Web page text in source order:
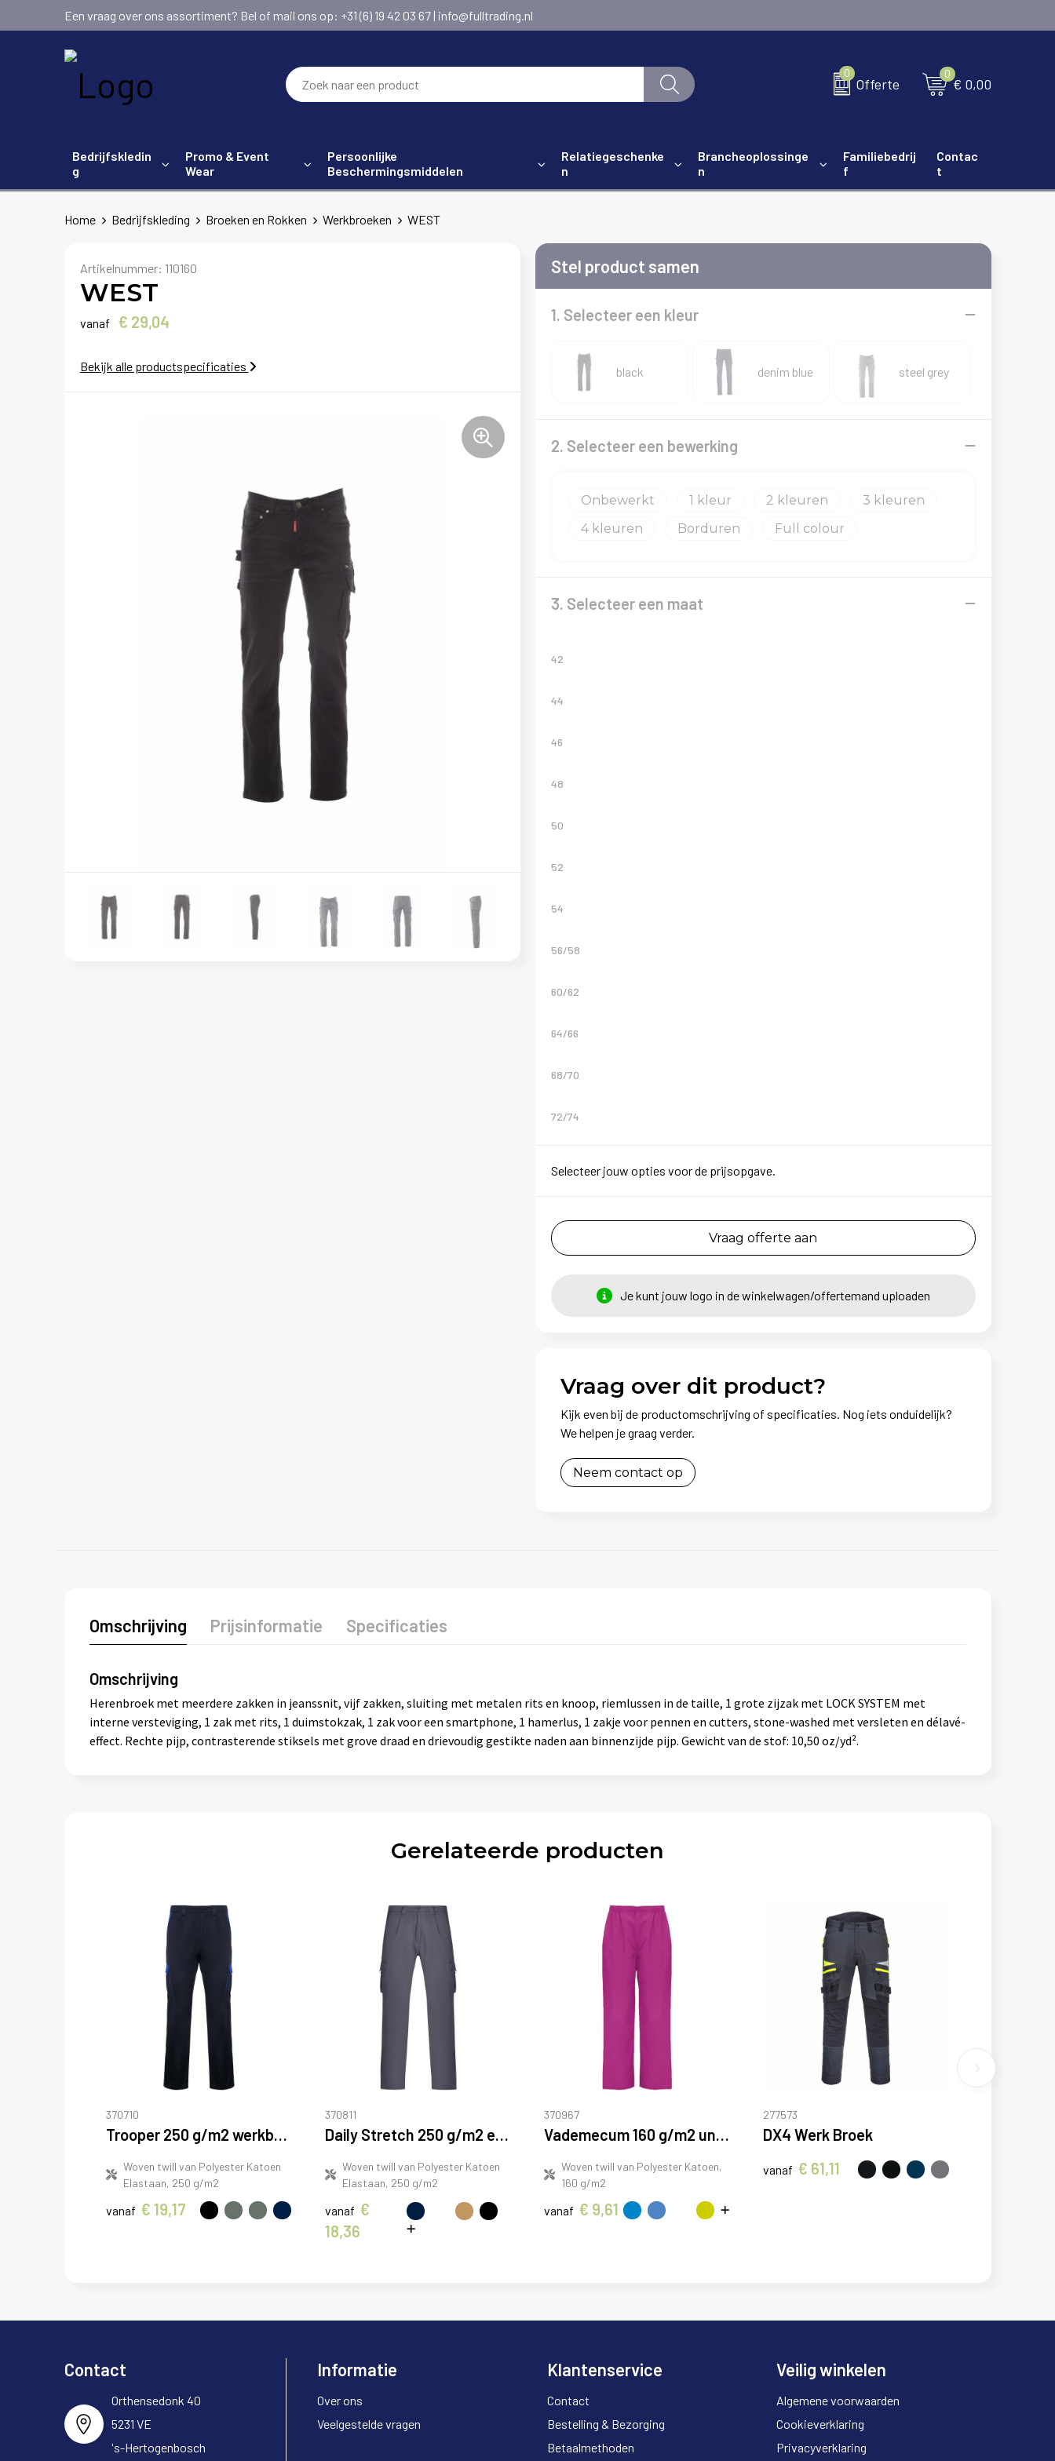
Een vraag over ons assortiment? Bel of mail ons op: +31 (6) 19 42 03 67 | info@fulltrading.nl
0
Offerte
0
€ 0,00
Bedrijfskledin
g
Promo & Event
Wear
Persoonlijke
Beschermingsmiddelen
Relatiegeschenke
n
Brancheoplossinge
n
Familiebedrij
f
Contac
t
Home Bedrijfskleding Broeken en Rokken Werkbroeken WEST
Artikelnummer: 110160
WEST
vanaf € 29,04
Bekijk alle productspecificaties
Stel product samen
1. Selecteer een kleur
black denim blue steel grey
2. Selecteer een bewerking
Onbewerkt 1 2
3
4
Borduren Full colour
3. Selecteer een maat
42
44
46
48
50
52
54
56/58
60/62
64/66
68/70
72/74
Selecteer jouw opties voor de prijsopgave.
Vraag offerte aan
Je kunt jouw logo in de winkelwagen/offertemand uploaden
Vraag over dit product?
Kijk even bij de productomschrijving of specificaties. Nog iets onduidelijk?
We helpen je graag verder.
Neem contact op
Omschrijving Prijsinformatie Specificaties
Omschrijving
Herenbroek met meerdere zakken in jeanssnit, vijf zakken, sluiting met metalen rits en knoop, riemlussen in de taille, 1 grote zijzak met LOCK SYSTEM met
interne versteviging, 1 zak met rits, 1 duimstokzak, 1 zak voor een smartphone, 1 hamerlus, 1 zakje voor pennen en cutters, stone-washed met versleten en délavé-
effect. Rechte pijp, contrasterende stiksels met grove draad en drievoudig gestikte naden aan binnenzijde pijp. Gewicht van de stof: 10,50 oz/yd².
Gerelateerde producten
370710
Trooper 250 g/m2 werkbroek
Woven twill van Polyester Katoen
Elastaan, 250 g/m2
vanaf € 19,17
370811
Daily Stretch 250 g/m2 elastaan werkbroek
Woven twill van Polyester Katoen
Elastaan, 250 g/m2
vanaf €
18,36
370967
Vademecum 160 g/m2 uniseks servicebroek
Woven twill van Polyester Katoen,
160 g/m2
vanaf € 9,61
277573
DX4 Werk Broek
vanaf € 61,11
Contact
Orthensedonk 40
5231 VE
's-Hertogenbosch
Informatie
Over ons
Veelgestelde vragen
Klantenservice
Contact
Bestelling & Bezorging
Betaalmethoden
Veilig winkelen
Algemene voorwaarden
Cookieverklaring
Privacyverklaring